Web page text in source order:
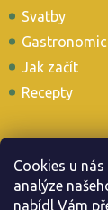
Cookies u
analýze
nabídl Vám
Svatby
Jak začít
Recepty